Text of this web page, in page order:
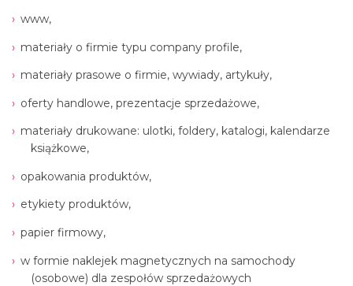
www,
materiały o firmie typu company profile,
materiały prasowe o firmie, wywiady, artykuły,
oferty handlowe, prezentacje sprzedażowe,
materiały drukowane: ulotki, foldery, katalogi, kalendarze
książkowe,
opakowania produktów,
etykiety produktów,
papier firmowy,
w formie naklejek magnetycznych na samochody
(osobowe) dla zespołów sprzedażowych